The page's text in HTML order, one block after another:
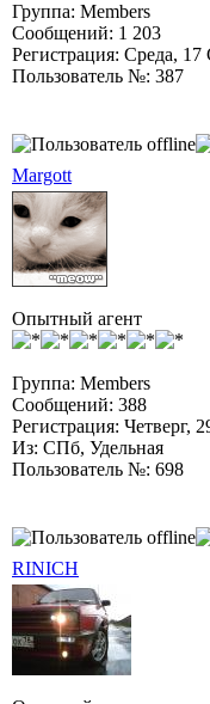
Группа: Members
Сообщений: 1 203
Регистрация: Среда, 17
Пользователь №: 387
Margott
Опытный агент
Группа: Members
Сообщений: 388
Регистрация: Четверг,
Из: СПб, Удельная
Пользователь №: 698
RINICH